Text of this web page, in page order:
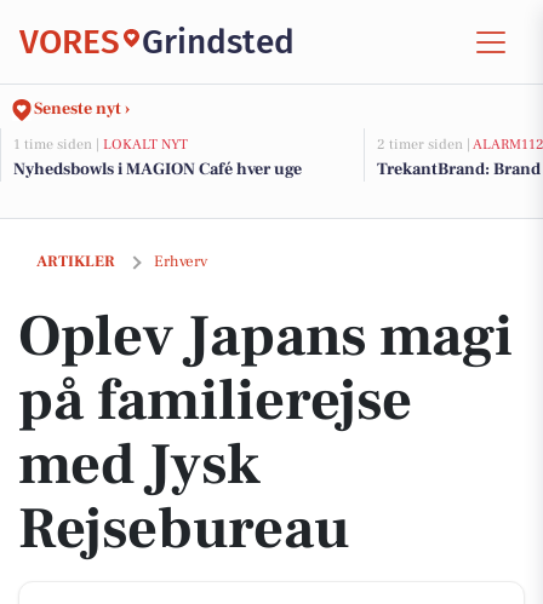
VORES Grindsted
Seneste nyt ›
1 time siden | LOKALT NYT
Nyhedsbowls i MAGION Café hver uge
2 timer siden | ALARM112
TrekantBrand:
ARTIKLER Erhverv
Oplev Japans magi på familierejse med Jysk Rejsebureau
Oplev Japans magi
på familierejse
med Jysk
Rejsebureau